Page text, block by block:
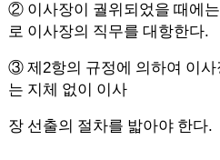
② 이사장이 궐위되었을 때에
로 이사장의 직무를 대항한다.
③ 제2항의 규정에 의하여 이
는 지체 없이 이사
장 선출의 절차를 밟아야 한다.